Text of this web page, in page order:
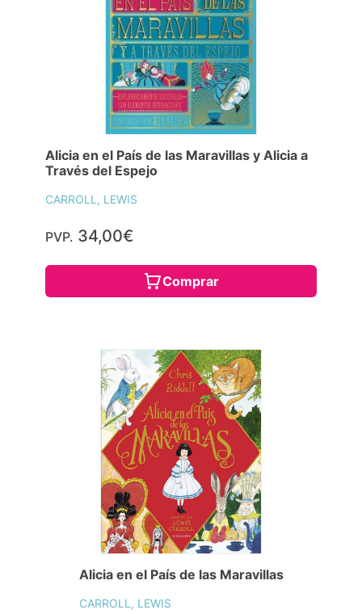
Alicia en el País de las Maravillas y Alicia a
Través del Espejo
CARROLL, LEWIS
PVP. 34,00€
Comprar
Alicia en el País de las Maravillas
CARROLL, LEWIS